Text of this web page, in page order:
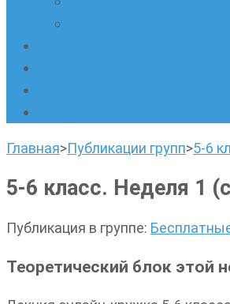
Главная>Публикации групп>5-6
5-6 класс. Неделя 1
Публикация в группе:
Теоретический блок этой